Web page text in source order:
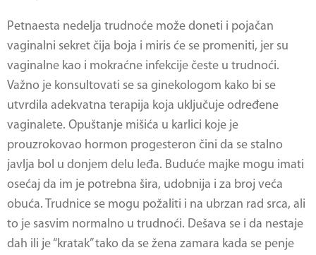
Petnaesta nedelja trudnoće može doneti i pojačan
vaginalni sekret čija boja i miris će se promeniti, jer su
vaginalne kao i mokraćne infekcije česte u trudnoći.
Važno je konsultovati se sa ginekologom kako bi se
utvrdila adekvatna terapija koja uključuje određene
vaginalete. Opuštanje mišića u karlici koje je
prouzrokovao hormon progesteron čini da se stalno
javlja bol u donjem delu leđa. Buduće majke mogu imati
osećaj da im je potrebna šira, udobnija i za broj veća
obuća. Trudnice se mogu požaliti i na ubrzan rad srca, ali
to je sasvim normalno u trudnoći. Dešava se i da nestaje
dah ili je “kratak” tako da se žena zamara kada se penje